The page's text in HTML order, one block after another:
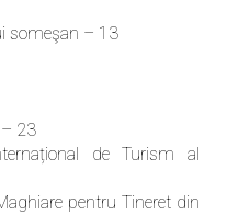
someşan – 13
– 23
de Turism al
pentru Tineret din